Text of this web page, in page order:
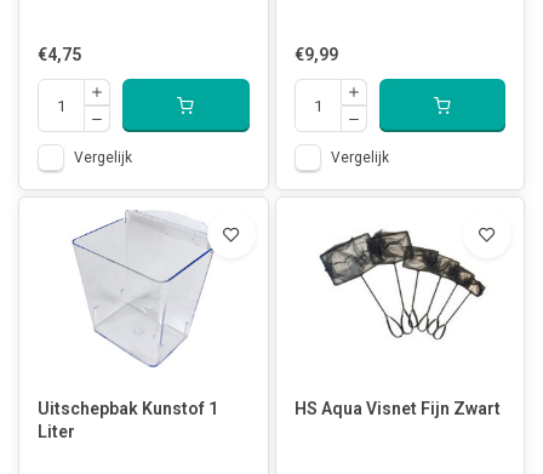
€4,75
Vergelijk
€9,99
Vergelijk
Uitschepbak Kunstof 1
Liter
HS Aqua Visnet Fijn Zwart